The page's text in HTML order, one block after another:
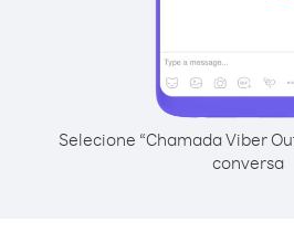
Selecione “Chamada Viber
conversa